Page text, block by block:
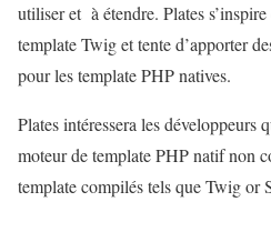
utiliser et à étendre. Plates
template Twig et tente d’apporter
pour les template PHP natives.
Plates intéressera les développeurs
moteur de template PHP natif non
template compilés tels que Twig or